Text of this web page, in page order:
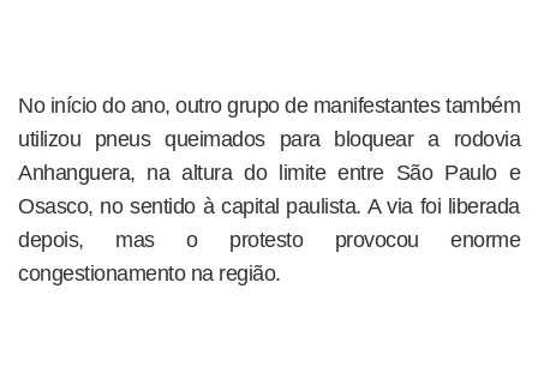
No início do ano, outro grupo de manifestantes também
utilizou pneus queimados para bloquear a rodovia
Anhanguera, na altura do limite entre São Paulo e
Osasco, no sentido à capital paulista. A via foi liberada
depois, mas o protesto provocou enorme
congestionamento na região.